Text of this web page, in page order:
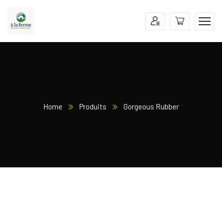
Home Produits Gorgeous Rubber